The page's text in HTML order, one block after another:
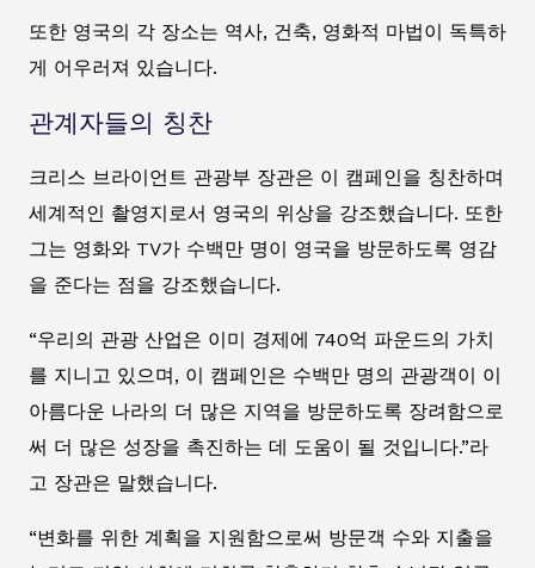
또한 영국의 각 장소는 역사, 건축, 영화적 마법이 독특하
게 어우러져 있습니다.
관계자들의 칭찬
크리스 브라이언트 관광부 장관은 이 캠페인을 칭찬하며
세계적인 촬영지로서 영국의 위상을 강조했습니다. 또한
그는 영화와 TV가 수백만 명이 영국을 방문하도록 영감
을 준다는 점을 강조했습니다.
“우리의 관광 산업은 이미 경제에 740억 파운드의 가치
를 지니고 있으며, 이 캠페인은 수백만 명의 관광객이 이
아름다운 나라의 더 많은 지역을 방문하도록 장려함으로
써 더 많은 성장을 촉진하는 데 도움이 될 것입니다.”라
고 장관은 말했습니다.
“변화를 위한 계획을 지원함으로써 방문객 수와 지출을